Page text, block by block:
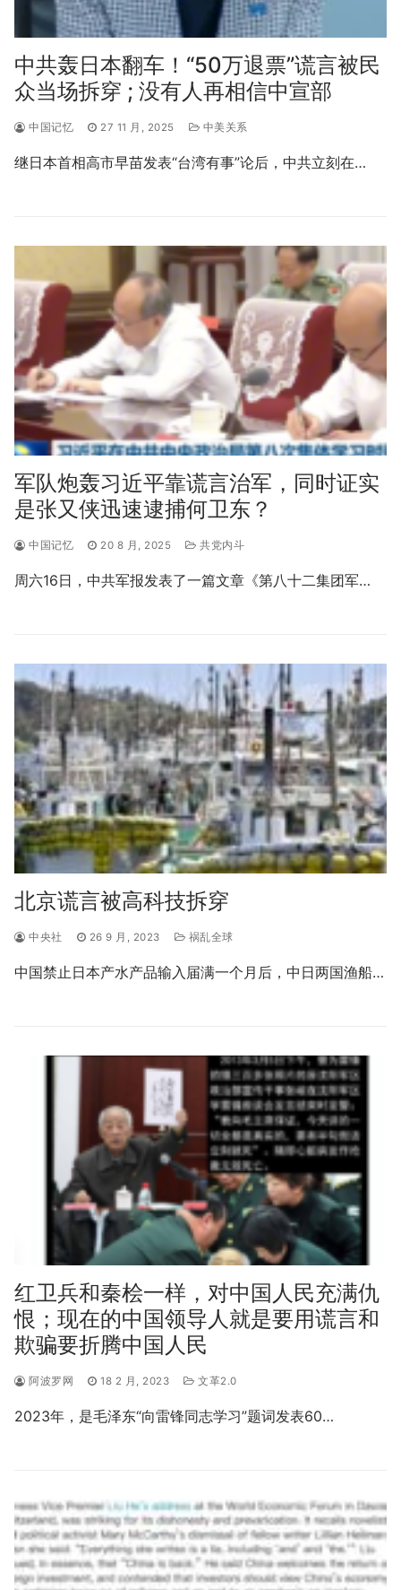
中共轰日本翻车！“50万退票”谎言被民
众当场拆穿 ; 没有人再相信中宣部
中国记忆 27 11 月, 2025 中美关系
继日本首相高市早苗发表“台湾有事”论后，中共立刻在…
军队炮轰习近平靠谎言治军，同时证实
是张又侠迅速逮捕何卫东？
中国记忆 20 8 月, 2025 共党内斗
周六16日，中共军报发表了一篇文章《第八十二集团军…
北京谎言被高科技拆穿
中央社 26 9 月, 2023 祸乱全球
中国禁止日本产水产品输入届满一个月后，中日两国渔船…
红卫兵和秦桧一样，对中国人民充满仇
恨；现在的中国领导人就是要用谎言和
欺骗要折腾中国人民
阿波罗网 18 2 月, 2023 文革2.0
2023年，是毛泽东“向雷锋同志学习”题词发表60…